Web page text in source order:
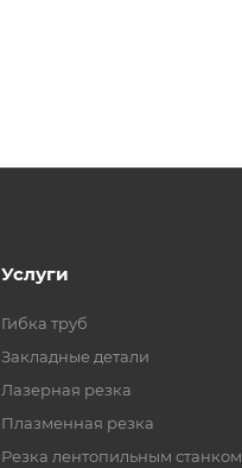
Услуги
Гибка труб
Закладные детали
Лазерная резка
Плазменная резка
Резка лентопильным станком